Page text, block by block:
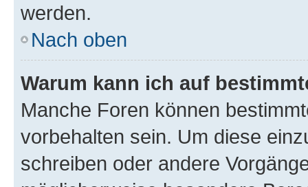
werden.
Nach oben
Warum kann ich auf
Manche Foren können
vorbehalten sein. Um diese
schreiben oder andere